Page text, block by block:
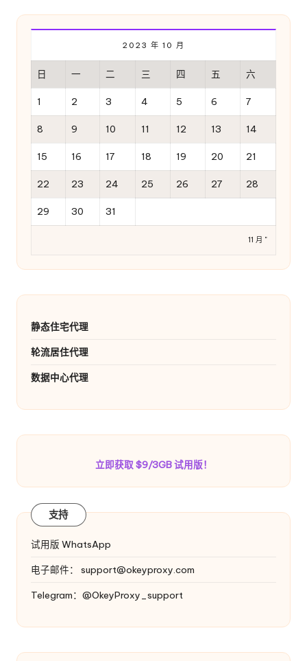
2023 年 10 月
日 一 二 三 四 五 六
1 2 3 4 5 6 7
8 9 10 11 12 13 14
15 16 17 18 19 20 21
22 23 24 25 26 27 28
29 30 31
11 月 "
静态住宅代理
轮流居住代理
数据中心代理
立即获取 $9/3GB 试用版！
支持
试用版 WhatsApp
电子邮件： support@okeyproxy.com
Telegram：@OkeyProxy_support